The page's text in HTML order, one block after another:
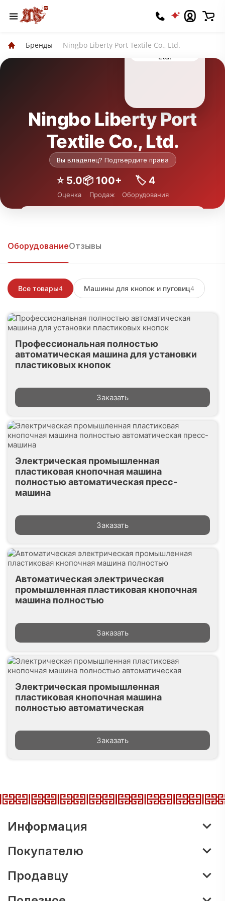
Бренды Ningbo Liberty Port Textile Co., Ltd.
Ningbo Liberty Port
Textile Co., Ltd.
Вы владелец? Подтвердите права
⭐️ 5.0
Оценка
📦 100+
Продаж
🏷 4
Оборудования
Войти, чтобы написать
ОборудованиеОтзывы
Все товары4 Машины для кнопок и пуговиц4
Профессиональная полностью
автоматическая машина для установки
пластиковых кнопок
Заказать
Электрическая промышленная
пластиковая кнопочная машина
полностью автоматическая пресс-
машина
Заказать
Автоматическая электрическая
промышленная пластиковая кнопочная
машина полностью
Заказать
Электрическая промышленная
пластиковая кнопочная машина
полностью автоматическая
Заказать
Информация
Покупателю
Продавцу